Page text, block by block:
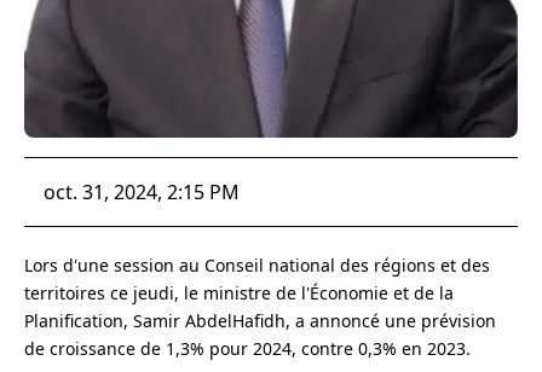
oct. 31, 2024, 2:15 PM
Lors d'une session au Conseil national des régions et des
territoires ce jeudi, le ministre de l'Économie et de la
Planification, Samir AbdelHafidh, a annoncé une prévision
de croissance de 1,3% pour 2024, contre 0,3% en 2023.